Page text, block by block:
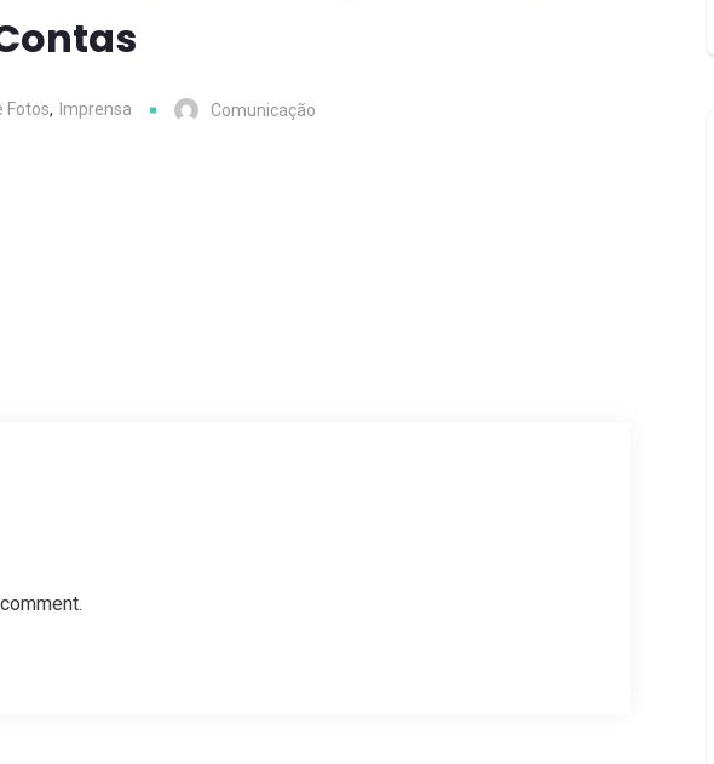
Fotos, Imprensa Comunicação